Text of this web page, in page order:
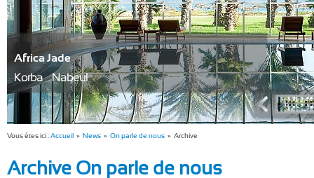
Africa Jade
Korba - Nabeul
Vous êtes ici :Accueil » News » On parle de nous » Archive
Archive On parle de nous